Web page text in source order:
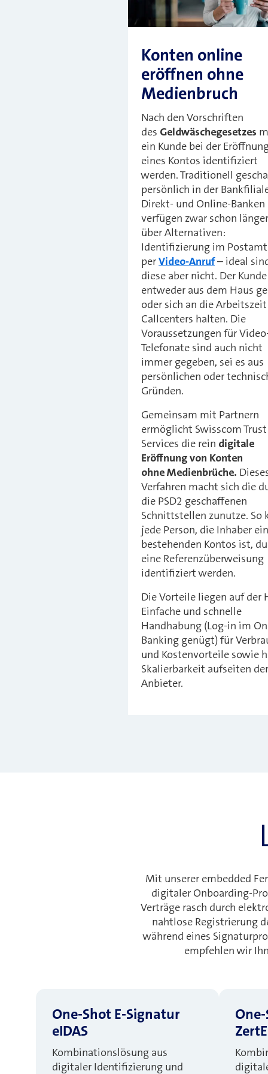
Konten online
eröffnen ohne
Medienbruch
Nach den Vorschriften
des Geldwäschegesetzes
ein Kunde bei der
eines Kontos identifiziert
werden. Traditionell
persönlich in der
Direkt- und Online-Banken
verfügen zwar schon
über Alternativen:
Identifizierung im
perVideo-Anruf– ideal
diese aber nicht. Der
entweder aus dem Haus
oder sich an die
Callcenters halten. Die
Voraussetzungen für
Telefonate sind auch nicht
immer gegeben, sei es aus
persönlichen oder
Gründen.
Gemeinsam mit Partnern
ermöglicht Swisscom Trust
Services die rein digitale
Eröffnung von Konten
ohne Medienbrüche.
Verfahren macht sich die
die PSD2 geschaffenen
Schnittstellen zunutze. So
jede Person, die Inhaber
bestehenden Kontos ist,
eine Referenzüberweisung
identifiziert werden.
Die Vorteile liegen auf der
Einfache und schnelle
Handhabung (Log-in im
Banking genügt) für
und Kostenvorteile sowie
Skalierbarkeit aufseiten
Anbieter.
Mit unserer embedded
digitaler Onboarding-
Verträge rasch durch
nahtlose Registrierung
während eines
empfehlen wir
One-Shot E-Signatur
eIDAS
Kombinationslösung aus
digitaler Identifizierung und